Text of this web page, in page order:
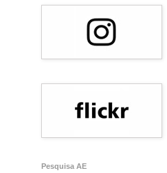
Pesquisa AE